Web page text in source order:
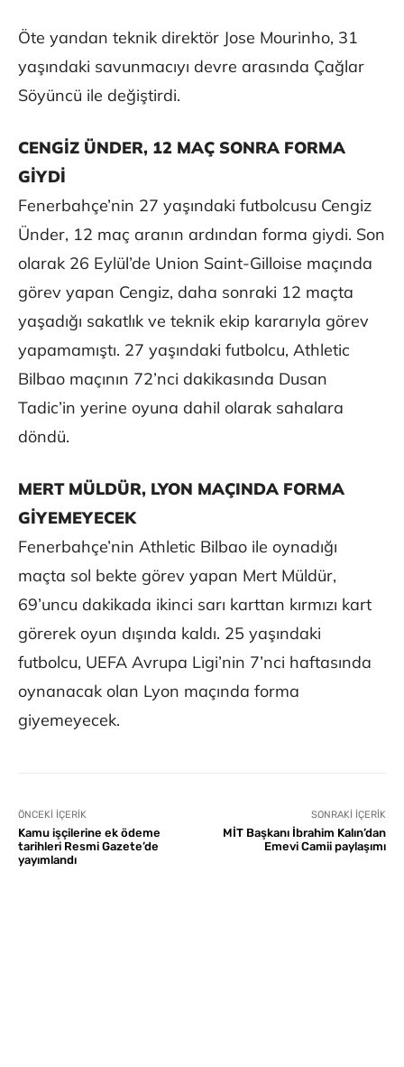
Öte yandan teknik direktör Jose Mourinho, 31
yaşındaki savunmacıyı devre arasında Çağlar
Söyüncü ile değiştirdi.
CENGİZ ÜNDER, 12 MAÇ SONRA FORMA
GİYDİ
Fenerbahçe’nin 27 yaşındaki futbolcusu Cengiz
Ünder, 12 maç aranın ardından forma giydi. Son
olarak 26 Eylül’de Union Saint-Gilloise maçında
görev yapan Cengiz, daha sonraki 12 maçta
yaşadığı sakatlık ve teknik ekip kararıyla görev
yapamamıştı. 27 yaşındaki futbolcu, Athletic
Bilbao maçının 72’nci dakikasında Dusan
Tadic’in yerine oyuna dahil olarak sahalara
döndü.
MERT MÜLDÜR, LYON MAÇINDA FORMA
GİYEMEYECEK
Fenerbahçe’nin Athletic Bilbao ile oynadığı
maçta sol bekte görev yapan Mert Müldür,
69’uncu dakikada ikinci sarı karttan kırmızı kart
görerek oyun dışında kaldı. 25 yaşındaki
futbolcu, UEFA Avrupa Ligi’nin 7’nci haftasında
oynanacak olan Lyon maçında forma
giyemeyecek.
ÖNCEKI İÇERIK
Kamu işçilerine ek ödeme
tarihleri Resmi Gazete’de
yayımlandı
SONRAKI İÇERIK
MİT Başkanı İbrahim Kalın’dan
Emevi Camii paylaşımı